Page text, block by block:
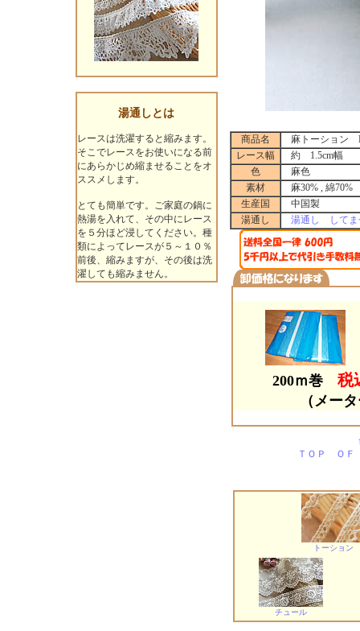
湯通しとは
レースは洗濯すると縮みます。
そこでレースをお使いになる前
にあらかじめ縮ませることをオ
ススメします。
とても簡単です。ご家庭の鍋に
熱湯を入れて、その中にレース
を５分ほど浸してください。種
類によってレースが５～１０％
前後、縮みますが、その後は洗
濯しても縮みません。
商品名
麻トーション
レース幅
約 1.5cm幅
色
麻色
素材
麻30% , 綿70%
生産国
中国製
湯通し
湯通し してま
200ｍ巻 税
（メー
ＴＯＰ Ｏ
トーション
チュール